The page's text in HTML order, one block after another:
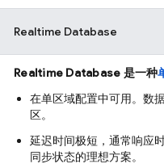
Realtime Database
Realtime Database 是一种
在单区域配置中可用。数
区。
延迟时间极短，通常响应
同步状态的理想方案。